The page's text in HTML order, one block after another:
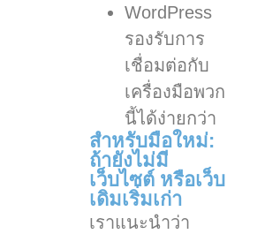
WordPress
รองรับการ
เชื่อมต่อกับ
เครื่องมือพวก
นี้ได้ง่ายกว่า
สำหรับมือใหม่:
ถ้ายังไม่มี
เว็บไซต์ หรือเว็บ
เดิมเริ่มเก่า
เราแนะนำว่า